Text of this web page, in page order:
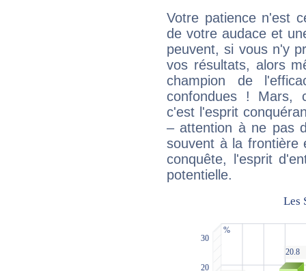
Votre patience n'est
de votre audace et
peuvent, si vous n'y
vos résultats, alors
champion de
confondues ! Mars,
c'est l'esprit
– attention à ne pas
souvent à la frontière
conquête, l'esprit
potentielle.